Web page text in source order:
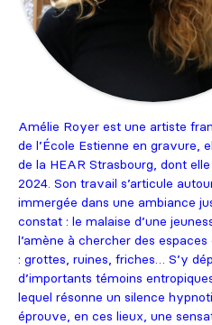
Amélie Royer est une artiste
de l’École Estienne en gravure,
de la HEAR Strasbourg, dont
2024. Son travail s’articule
immergée dans une ambiance
constat : le malaise d’une
l’amène à chercher des
: grottes, ruines, friches… S’y
d’importants témoins
lequel résonne un silence
éprouve, en ces lieux, une